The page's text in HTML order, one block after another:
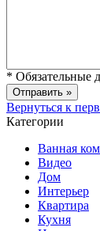
* Обязательные
Вернуться к
Категории
Ванная
Видео
Дом
Интерьер
Квартира
Кухня